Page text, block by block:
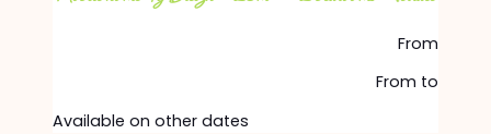
From
From to
Available on other dates